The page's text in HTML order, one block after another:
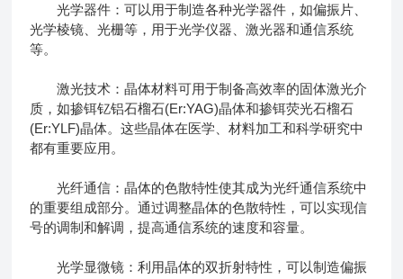
光学器件：可以用于制造各种光学器件，如偏振片、
光学棱镜、光栅等，用于光学仪器、激光器和通信系统
等。
激光技术：晶体材料可用于制备高效率的固体激光介
质，如掺铒钇铝石榴石(Er:YAG)晶体和掺铒荧光石榴石
(Er:YLF)晶体。这些晶体在医学、材料加工和科学研究中
都有重要应用。
光纤通信：晶体的色散特性使其成为光纤通信系统中
的重要组成部分。通过调整晶体的色散特性，可以实现信
号的调制和解调，提高通信系统的速度和容量。
光学显微镜：利用晶体的双折射特性，可以制造偏振